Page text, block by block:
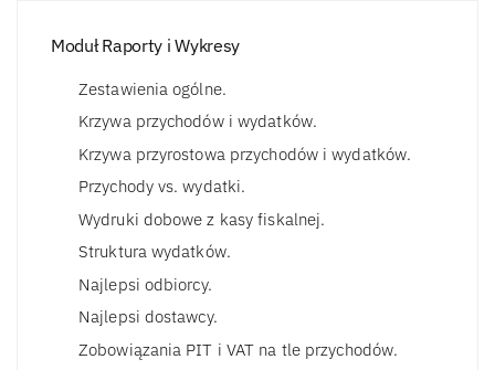
Moduł Raporty i Wykresy
Zestawienia ogólne.
Krzywa przychodów i wydatków.
Krzywa przyrostowa przychodów i wydatków.
Przychody vs. wydatki.
Wydruki dobowe z kasy fiskalnej.
Struktura wydatków.
Najlepsi odbiorcy.
Najlepsi dostawcy.
Zobowiązania PIT i VAT na tle przychodów.